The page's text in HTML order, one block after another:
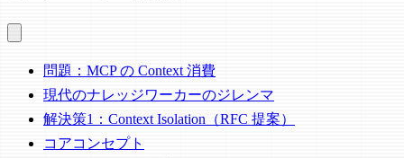
問題：MCP の Context 消費
現代のナレッジワーカーのジレンマ
解決策1：Context Isolation（RFC 提案）
コアコンセプト